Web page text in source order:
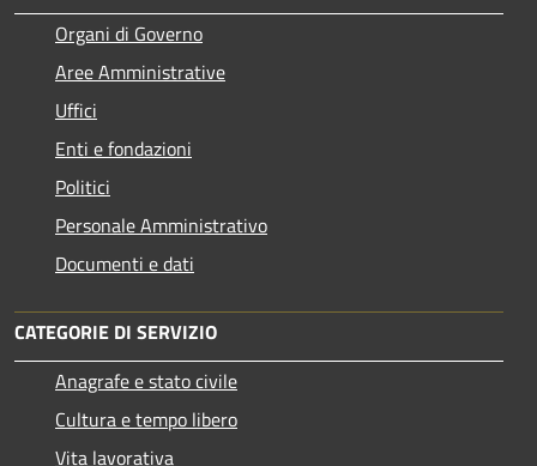
Organi di Governo
Aree Amministrative
Uffici
Enti e fondazioni
Politici
Personale Amministrativo
Documenti e dati
CATEGORIE DI SERVIZIO
Anagrafe e stato civile
Cultura e tempo libero
Vita lavorativa